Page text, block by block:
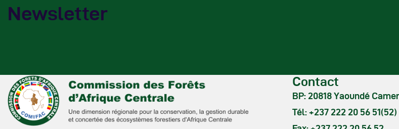
Newsletter
Contact
BP: 20818 Yaoundé
Tél: +237 222 20 56 51(52)